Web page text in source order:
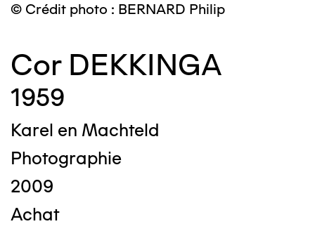
© Crédit photo : BERNARD Philip
Cor DEKKINGA
1959
Karel en Machteld
Photographie
2009
Achat